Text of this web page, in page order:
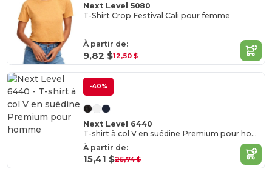
Next Level 5080
T-Shirt Crop Festival Cali pour femme
À partir de:
9,82 $12,50 $
-40%
Next Level 6440
T-shirt à col V en suédine Premium pour homme
À partir de:
15,41 $25,74 $